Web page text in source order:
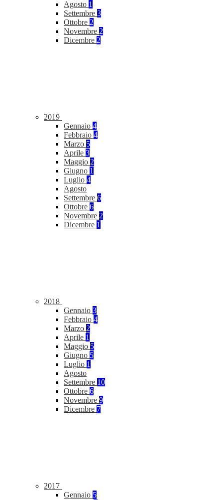
Agosto 1
Settembre 3
Ottobre 2
Novembre 2
Dicembre 2
2019
Gennaio 4
Febbraio 4
Marzo 5
Aprile 3
Maggio 2
Giugno 1
Luglio 4
Agosto
Settembre 6
Ottobre 6
Novembre 2
Dicembre 1
2018
Gennaio 3
Febbraio 4
Marzo 2
Aprile 1
Maggio 5
Giugno 5
Luglio 1
Agosto
Settembre 10
Ottobre 6
Novembre 9
Dicembre 7
2017
Gennaio 5